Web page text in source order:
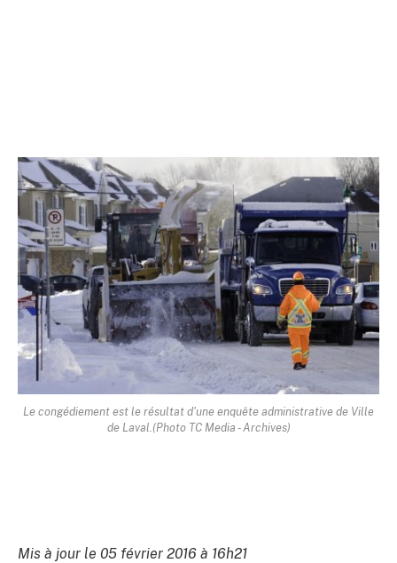
Le congédiement est le résultat d'une enquête administrative de Ville
de Laval. (Photo TC Media - Archives)
Mis à jour le 05 février 2016 à 16h21